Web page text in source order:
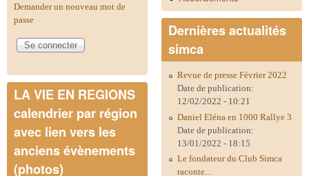
Demander un nouveau mot de
passe
LA VIE EN REGIONS
calendrier par région
avec lien vers les
anciens évènements
(photos)
Dernières actualités
simca
Revue de presse Février 2022
Date de publication:
12/02/2022 - 10:21
Daniel Eléna en 1000 Rallye 3
Date de publication:
13/01/2022 - 18:15
Le fondateur du Club Simca
raconte...